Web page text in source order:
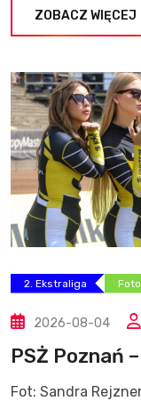
ZOBACZ WIĘCEJ
2. Ekstraliga
2026-08-04
PSŻ Poznań
Fot: Sandra